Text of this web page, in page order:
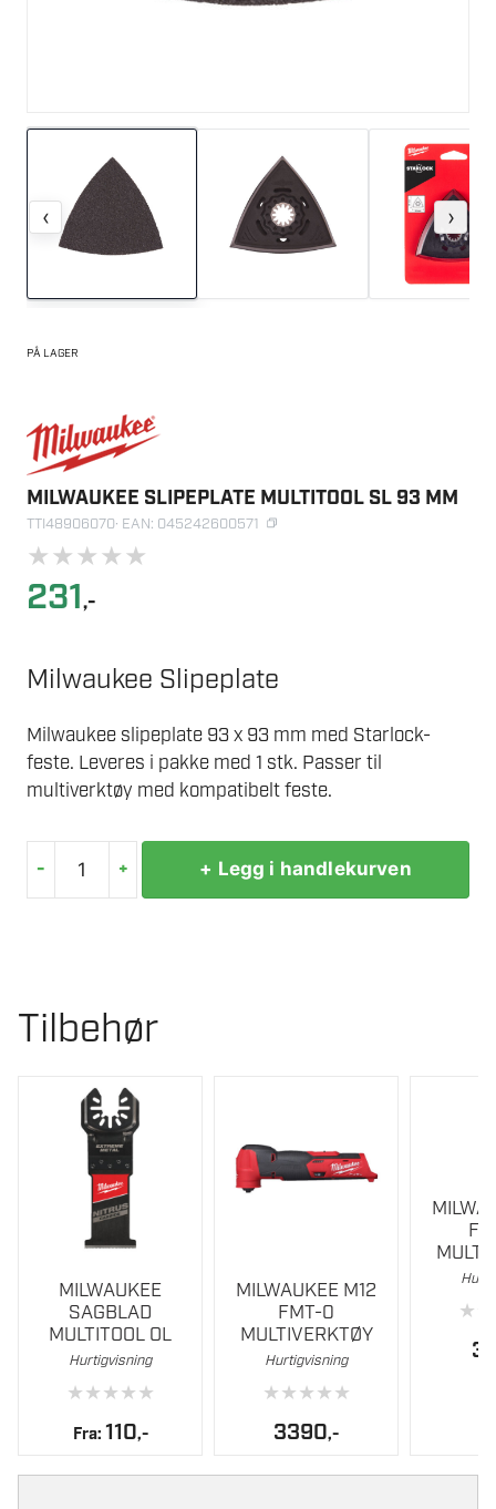
‹ ›
PÅ LAGER
MILWAUKEE SLIPEPLATE MULTITOOL SL 93 MM
TTI48906070· EAN: 045242600571
★★★★★
231,-
Milwaukee Slipeplate
Milwaukee slipeplate 93 x 93 mm med Starlock-
feste. Leveres i pakke med 1 stk. Passer til
multiverktøy med kompatibelt feste.
-
MILWAUKEE
MM
antall
+ + Legg i handlekurven
Tilbehør
MILWAUKEE
SAGBLAD
MULTITOOL OL
Hurtigvisning
★★★★★
Fra: 110,-
Dette
produktet
varianter.
velges
MILWAUKEE M12
FMT-0
MULTIVERKTØY
Hurtigvisning
★★★★★
3390,-
★